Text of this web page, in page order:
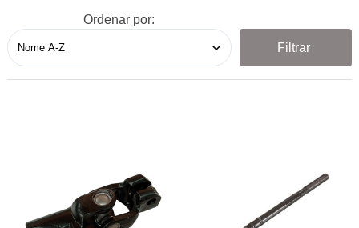
Ordenar por:
Filtrar